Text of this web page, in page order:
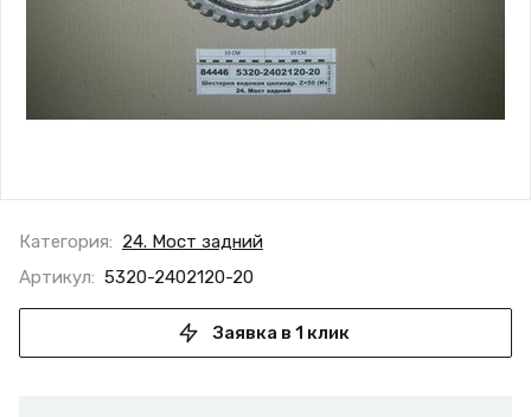
Категория: 24. Мост задний
Артикул: 5320-2402120-20
Заявка в 1 клик